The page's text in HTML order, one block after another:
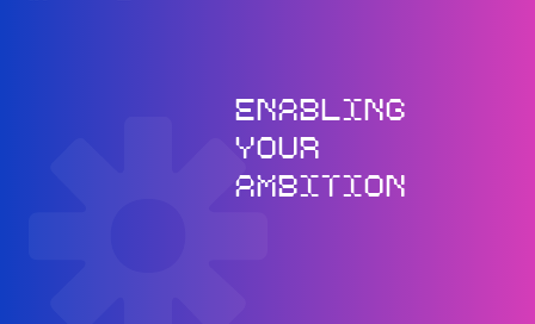
ENABLING
YOUR
AMBITION